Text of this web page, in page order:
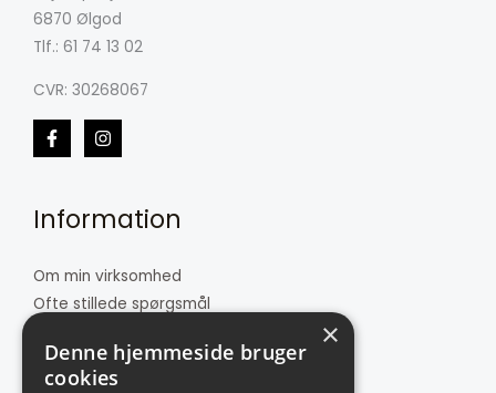
6870 Ølgod
Tlf.: 61 74 13 02
CVR: 30268067
Information
Om min virksomhed
Ofte stillede spørgsmål
Kontakt
×
Denne hjemmeside bruger
cookies